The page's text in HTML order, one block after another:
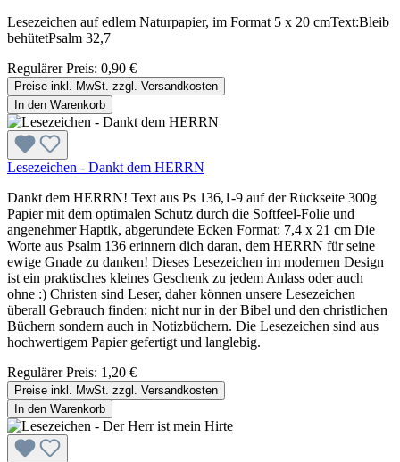
Lesezeichen auf edlem Naturpapier, im Format 5 x 20 cmText:Bleib
behütetPsalm 32,7
Regulärer Preis: 0,90 €
Preise inkl. MwSt. zzgl. Versandkosten
In den Warenkorb
Lesezeichen - Dankt dem HERRN
Dankt dem HERRN! Text aus Ps 136,1-9 auf der Rückseite 300g
Papier mit dem optimalen Schutz durch die Softfeel-Folie und
angenehmer Haptik, abgerundete Ecken Format: 7,4 x 21 cm Die
Worte aus Psalm 136 erinnern dich daran, dem HERRN für seine
ewige Gnade zu danken! Dieses Lesezeichen im modernen Design
ist ein praktisches kleines Geschenk zu jedem Anlass oder auch
ohne :) Christen sind Leser, daher können unsere Lesezeichen
überall Gebrauch finden: nicht nur in der Bibel und den christlichen
Büchern sondern auch in Notizbüchern. Die Lesezeichen sind aus
hochwertigem Papier gefertigt und langlebig.
Regulärer Preis: 1,20 €
Preise inkl. MwSt. zzgl. Versandkosten
In den Warenkorb